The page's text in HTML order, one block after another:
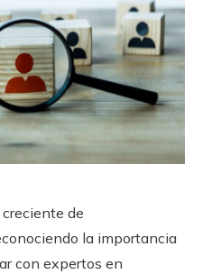
creciente de
la importancia
con expertos en